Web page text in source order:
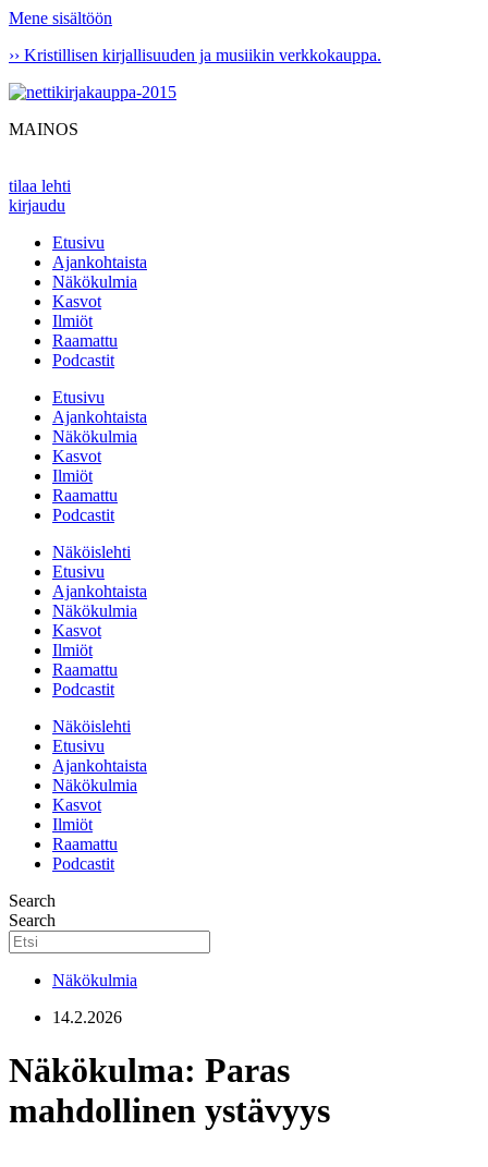
Mene sisältöön
›› Kristillisen kirjallisuuden ja musiikin verkkokauppa.
MAINOS
tilaa lehti
kirjaudu
Etusivu
Ajankohtaista
Näkökulmia
Kasvot
Ilmiöt
Raamattu
Podcastit
Etusivu
Ajankohtaista
Näkökulmia
Kasvot
Ilmiöt
Raamattu
Podcastit
Näköislehti
Etusivu
Ajankohtaista
Näkökulmia
Kasvot
Ilmiöt
Raamattu
Podcastit
Näköislehti
Etusivu
Ajankohtaista
Näkökulmia
Kasvot
Ilmiöt
Raamattu
Podcastit
Search
Search
Näkökulmia
14.2.2026
Näkökulma: Paras
mahdollinen ystävyys